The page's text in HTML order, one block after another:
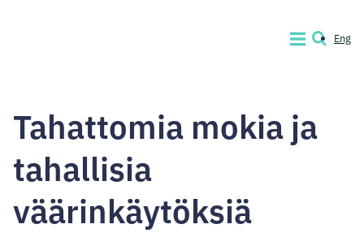
Conduct
Company
VALIKKOHAKUEng
Tahattomia mokia ja
tahallisia
väärinkäytöksiä